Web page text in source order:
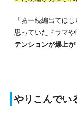
「あー続編出てほ
思っていたドラマや
テンションが爆上が
やりこんでい